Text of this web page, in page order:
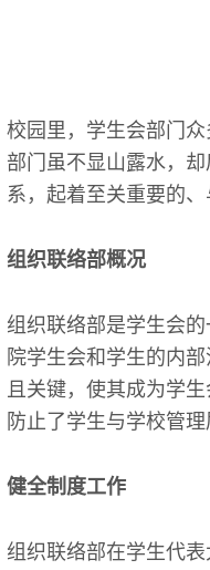
校园里，学生会部门
部门虽不显山露水，
系，起着至关重要的、
组织联络部概况
组织联络部是学生会
院学生会和学生的内
且关键，使其成为学
防止了学生与学校管
健全制度工作
组织联络部在学生代